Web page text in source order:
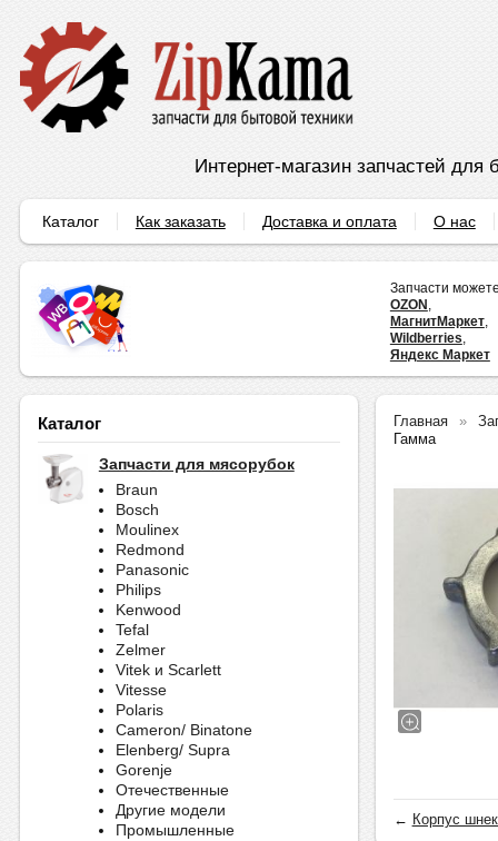
Интернет-магазин запчастей для
Каталог Как заказать Доставка и оплата О нас
Запчасти
OZON ,
МагнитМаркет,
Wildberries,
Яндекс Маркет
Каталог
Запчасти для мясорубок
Braun
Bosch
Moulinex
Redmond
Panasonic
Philips
Kenwood
Tefal
Zelmer
Vitek и Scarlett
Vitesse
Polaris
Cameron/ Binatone
Elenberg/ Supra
Gorenje
Отечественные
Другие модели
Промышленные
Главная
Гамма
← Корпус